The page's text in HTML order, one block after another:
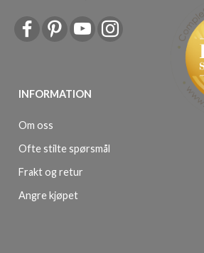
INFORMATION
Om oss
Ofte stilte spørsmål
Frakt og retur
Angre kjøpet